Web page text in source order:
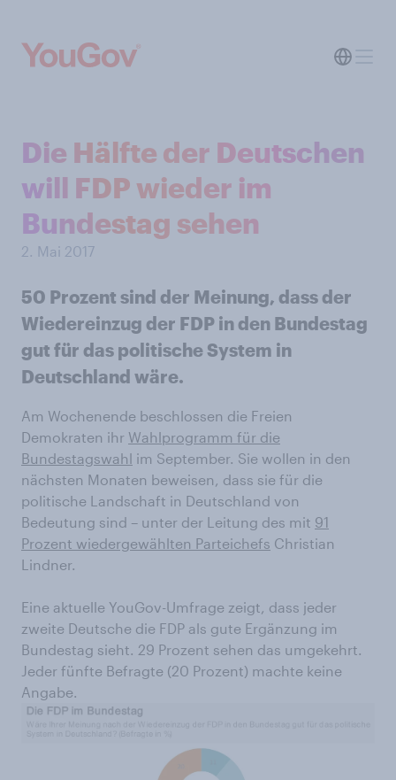
Die Hälfte der Deutschen
will FDP wieder im
Bundestag sehen
2. Mai 2017
50 Prozent sind der Meinung, dass der
Wiedereinzug der FDP in den Bundestag
gut für das politische System in
Deutschland wäre.
Am Wochenende beschlossen die Freien
Demokraten ihr Wahlprogramm für die
Bundestagswahl im September. Sie wollen in den
nächsten Monaten beweisen, dass sie für die
politische Landschaft in Deutschland von
Bedeutung sind – unter der Leitung des mit 91
Prozent wiedergewählten Parteichefs Christian
Lindner.
Eine aktuelle YouGov-Umfrage zeigt, dass jeder
zweite Deutsche die FDP als gute Ergänzung im
Bundestag sieht. 29 Prozent sehen das umgekehrt.
Jeder fünfte Befragte (20 Prozent) machte keine
Angabe.